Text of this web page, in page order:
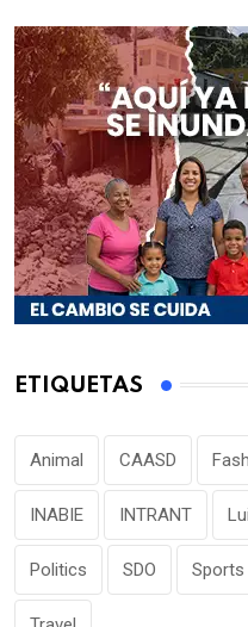
ETIQUETAS
Animal CAASD
INABIE INTRANT
Politics SDO Sports